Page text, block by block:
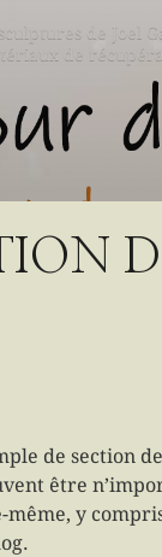
de Joel
de
de section
être
même, y